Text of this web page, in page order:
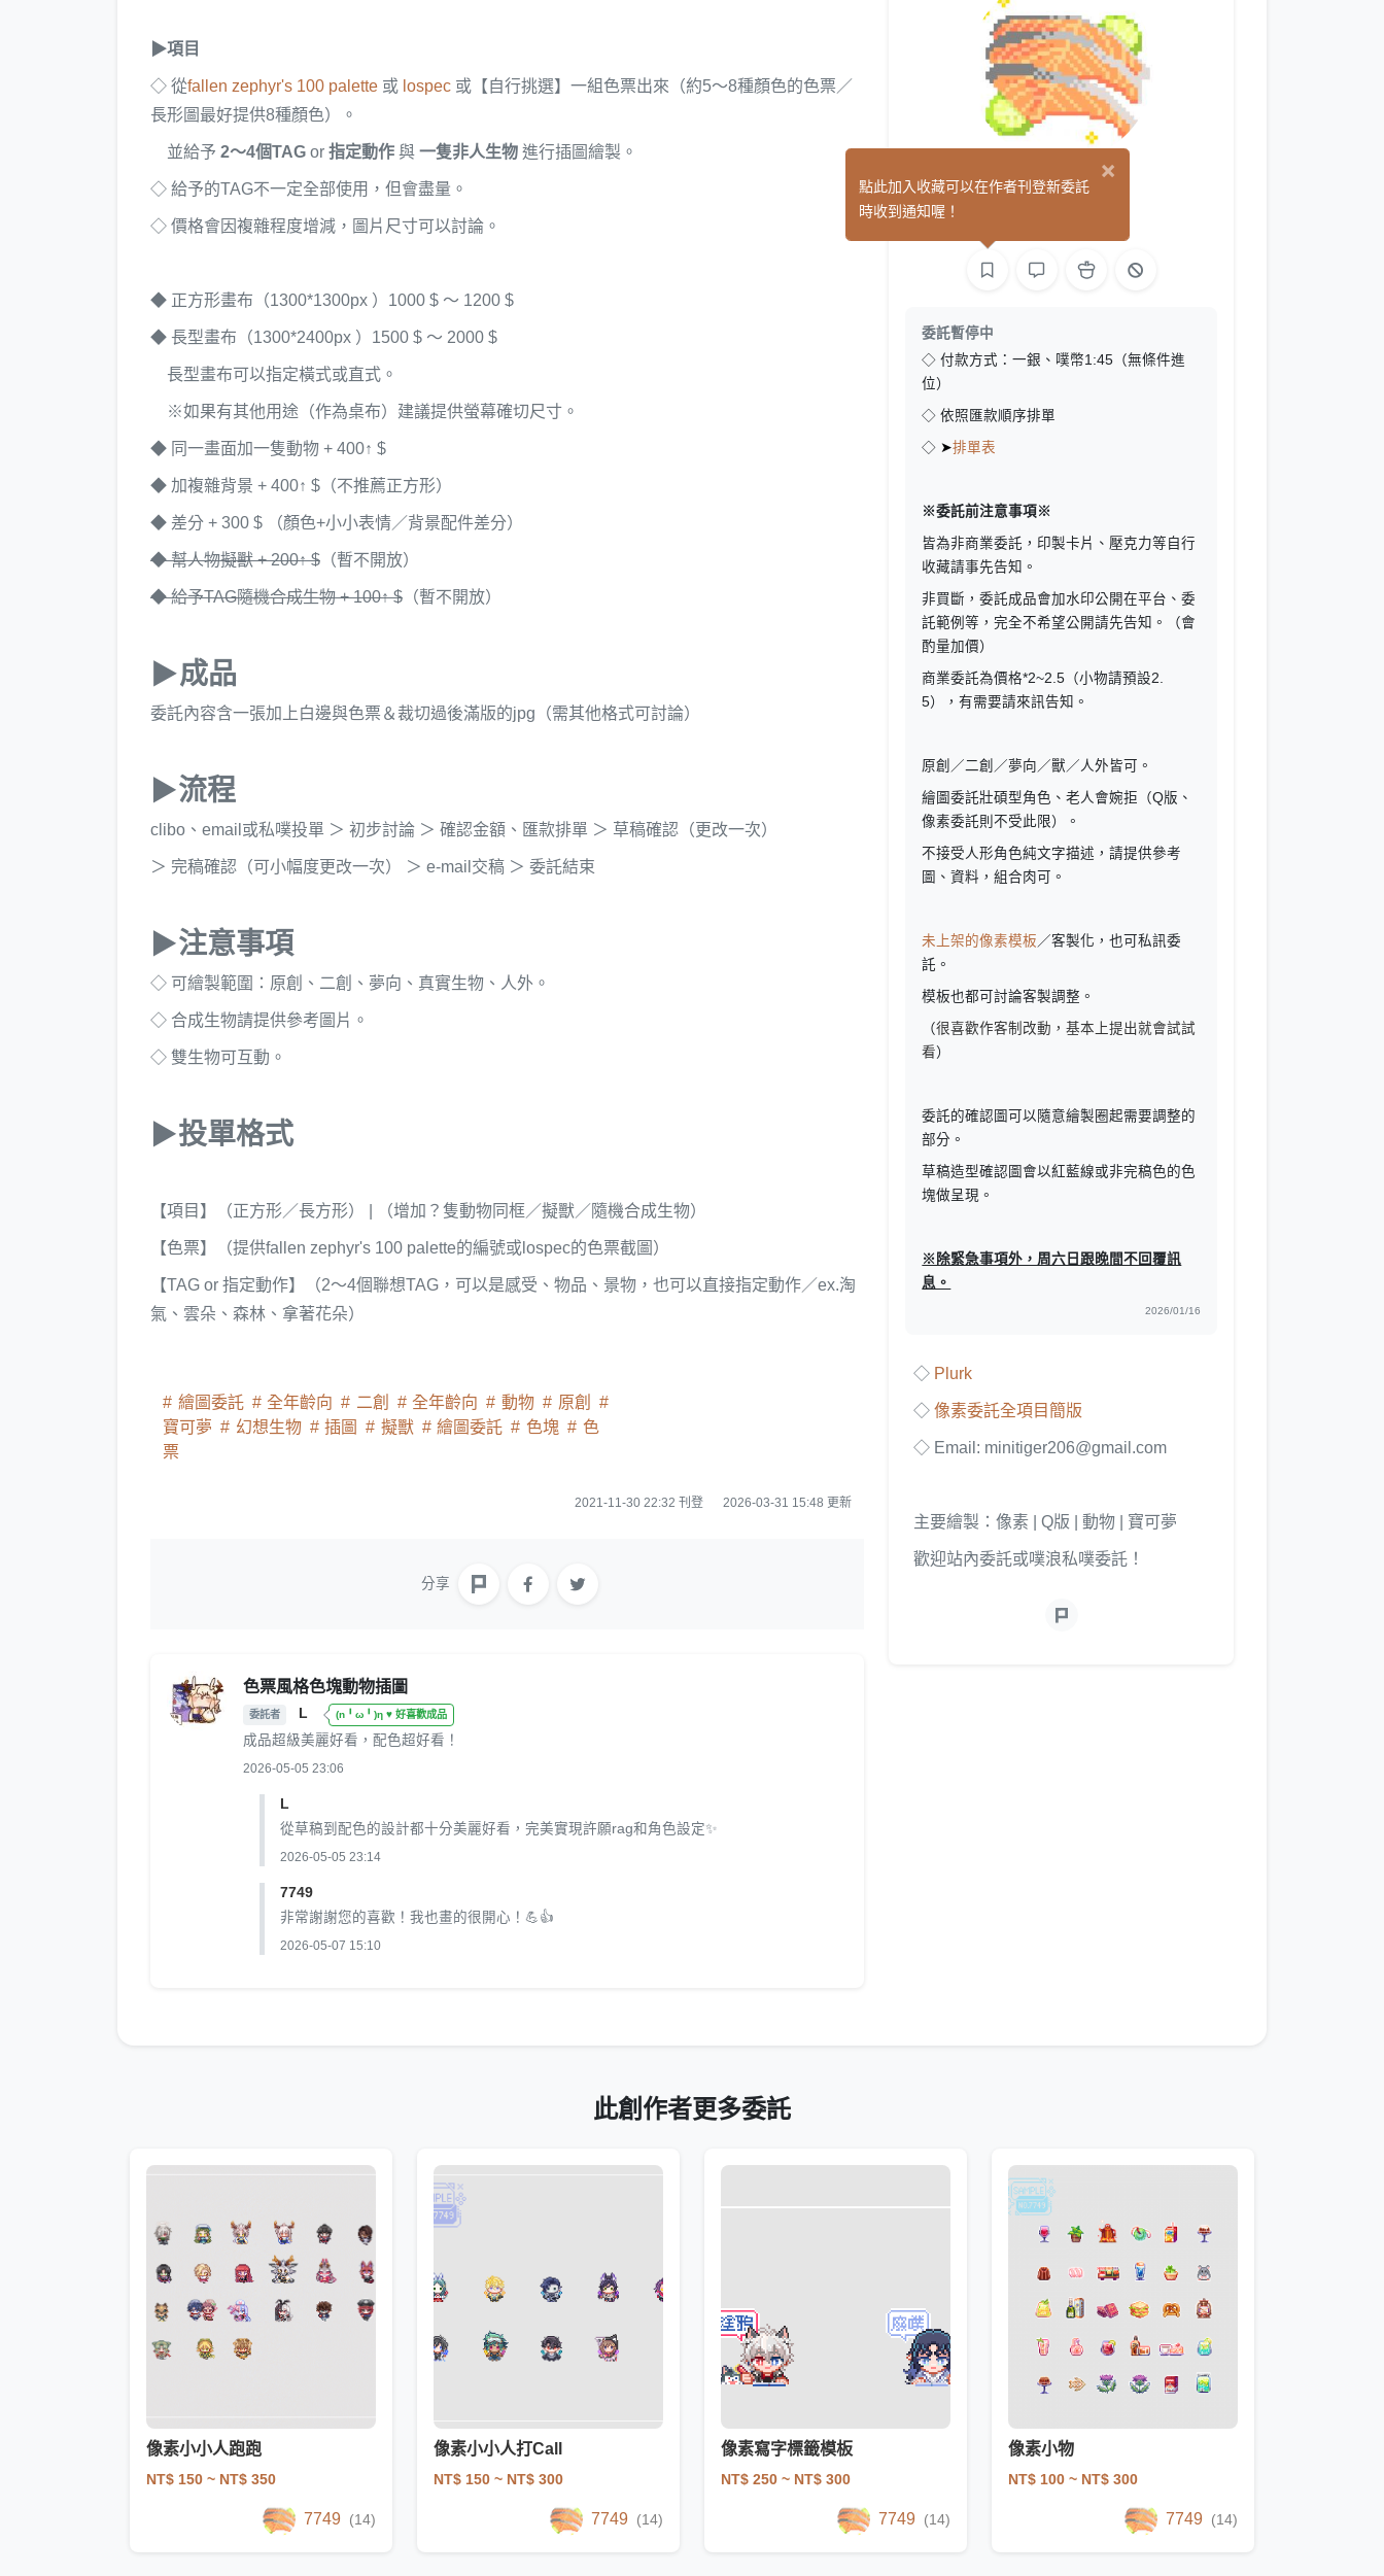
▶項目
◇ 從fallen zephyr's 100 palette 或 lospec 或【自行挑選】一組色票出來（約5～8種顏色的色票／
長形圖最好提供8種顏色）。
並給予 2～4個TAG or 指定動作 與 一隻非人生物 進行插圖繪製。
◇ 給予的TAG不一定全部使用，但會盡量。
◇ 價格會因複雜程度增減，圖片尺寸可以討論。
◆ 正方形畫布（1300*1300px ）1000 $ ～ 1200 $
◆ 長型畫布（1300*2400px ）1500 $ ～ 2000 $
長型畫布可以指定橫式或直式。
※如果有其他用途（作為桌布）建議提供螢幕確切尺寸。
◆ 同一畫面加一隻動物 + 400↑ $
◆ 加複雜背景 + 400↑ $（不推薦正方形）
◆ 差分 + 300 $ （顏色+小小表情／背景配件差分）
◆ 幫人物擬獸 + 200↑$ （暫不開放）
◆ 給予TAG隨機合成生物 + 100↑$ （暫不開放）
▶成品
委託內容含一張加上白邊與色票＆裁切過後滿版的jpg（需其他格式可討論）
▶流程
clibo、email或私噗投單 ＞ 初步討論 ＞ 確認金額、匯款排單 ＞ 草稿確認（更改一次）
＞ 完稿確認（可小幅度更改一次） ＞ e-mail交稿 ＞ 委託結束
▶注意事項
◇ 可繪製範圍：原創、二創、夢向、真實生物、人外。
◇ 合成生物請提供參考圖片。
◇ 雙生物可互動。
▶投單格式
【項目】（正方形／長方形） | （增加？隻動物同框／擬獸／隨機合成生物）
【色票】（提供fallen zephyr's 100 palette的編號或lospec的色票截圖 ）
【TAG or 指定動作】（2～4個聯想TAG，可以是感受、物品、景物，也可以直接指定動作／ex.淘
氣、雲朵、森林、拿著花朵）
繪圖委託 全年齡向 二創 全年齡向 動物
原創
寶可夢
幻想生物 插圖 擬獸 繪圖委託 色塊
色
票
2021-11-30 22:32 刊登 2026-03-31 15:48 更新
分享
色票風格色塊動物插圖
委託者 L (n╹ω╹)η ♥ 好喜歡成品
成品超級美麗好看，配色超好看！
2026-05-05 23:06
L
從草稿到配色的設計都十分美麗好看，完美實現許願rag和角色設定✨
2026-05-05 23:14
7749
非常謝謝您的喜歡！我也畫的很開心！💪👍
2026-05-07 15:10
7749 (14)
委託暫停中
◇ 付款方式：一銀、噗幣1:45（無條件進
位）
◇ 依照匯款順序排單
◇ ➤排單表
※委託前注意事項※
皆為非商業委託，印製卡片、壓克力等自行
收藏請事先告知。
非買斷，委託成品會加水印公開在平台、委
託範例等，完全不希望公開請先告知。（會
酌量加價）
商業委託為價格*2~2.5（小物請預設2.
5），有需要請來訊告知。
原創／二創／夢向／獸／人外皆可。
繪圖委託壯碩型角色、老人會婉拒（Q版、
像素委託則不受此限）。
不接受人形角色純文字描述，請提供參考
圖、資料，組合肉可。
未上架的像素模板 ／客製化，也可私訊委
託。
模板也都可討論客製調整。
（很喜歡作客制改動，基本上提出就會試試
看）
委託的確認圖可以隨意繪製圈起需要調整的
部分。
草稿造型確認圖會以紅藍線或非完稿色的色
塊做呈現。
※除緊急事項外，周六日跟晚間不回覆訊
息。
2026/01/16
◇ Plurk
◇像素委託全項目簡版
◇ Email: minitiger206@gmail.com
主要繪製：像素 | Q版 | 動物 | 寶可夢
歡迎站內委託或噗浪私噗委託！
此創作者更多委託
像素小小人跑跑
NT$ 150 ~ NT$ 350
7749 (14)
像素小小人打Call
NT$ 150 ~ NT$ 300
7749 (14)
像素寫字標籤模板
NT$ 250 ~ NT$ 300
7749 (14)
像素小物
NT$ 100 ~ NT$ 300
7749 (14)
×
點此加入收藏可以在作者刊登新委託
時收到通知喔！